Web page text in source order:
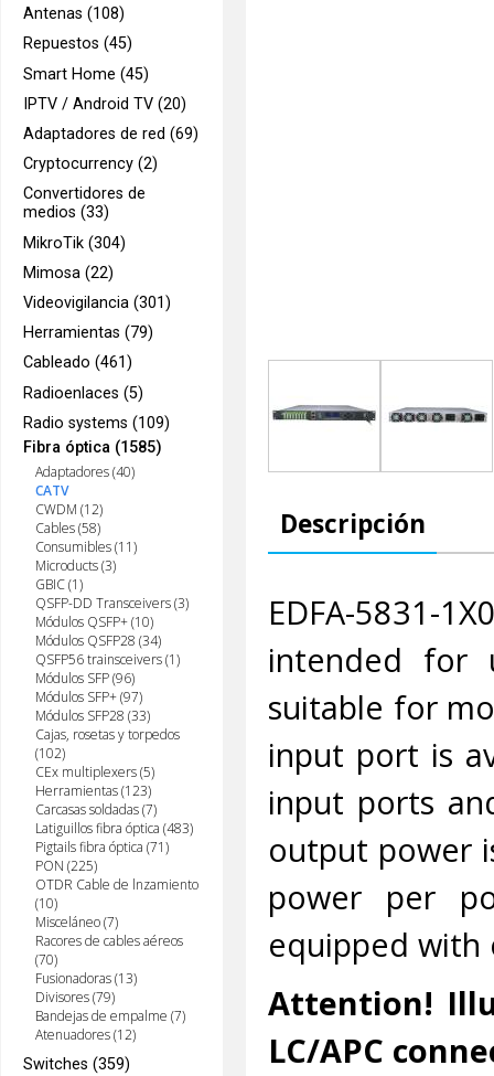
Antenas (108)
Repuestos (45)
Smart Home (45)
IPTV / Android TV (20)
Adaptadores de red (69)
Cryptocurrency (2)
Convertidores de
medios (33)
MikroTik (304)
Mimosa (22)
Videovigilancia (301)
Herramientas (79)
Cableado (461)
Radioenlaces (5)
Radio systems (109)
Fibra óptica (1585)
Adaptadores (40)
CATV
CWDM (12)
Cables (58)
Consumibles (11)
Microducts (3)
GBIC (1)
QSFP-DD Transceivers (3)
Módulos QSFP+ (10)
Módulos QSFP28 (34)
QSFP56 trainsceivers (1)
Módulos SFP (96)
Módulos SFP+ (97)
Módulos SFP28 (33)
Cajas, rosetas y torpedos
(102)
CEx multiplexers (5)
Herramientas (123)
Carcasas soldadas (7)
Latiguillos fibra óptica (483)
Pigtails fibra óptica (71)
PON (225)
OTDR Cable de lnzamiento
(10)
Misceláneo (7)
Racores de cables aéreos
(70)
Fusionadoras (13)
Divisores (79)
Bandejas de empalme (7)
Atenuadores (12)
Switches (359)
Descripción
EDFA-5831-
intended for
suitable for
input port is
input ports
output power
power per
equipped with
Attention!
LC/APC